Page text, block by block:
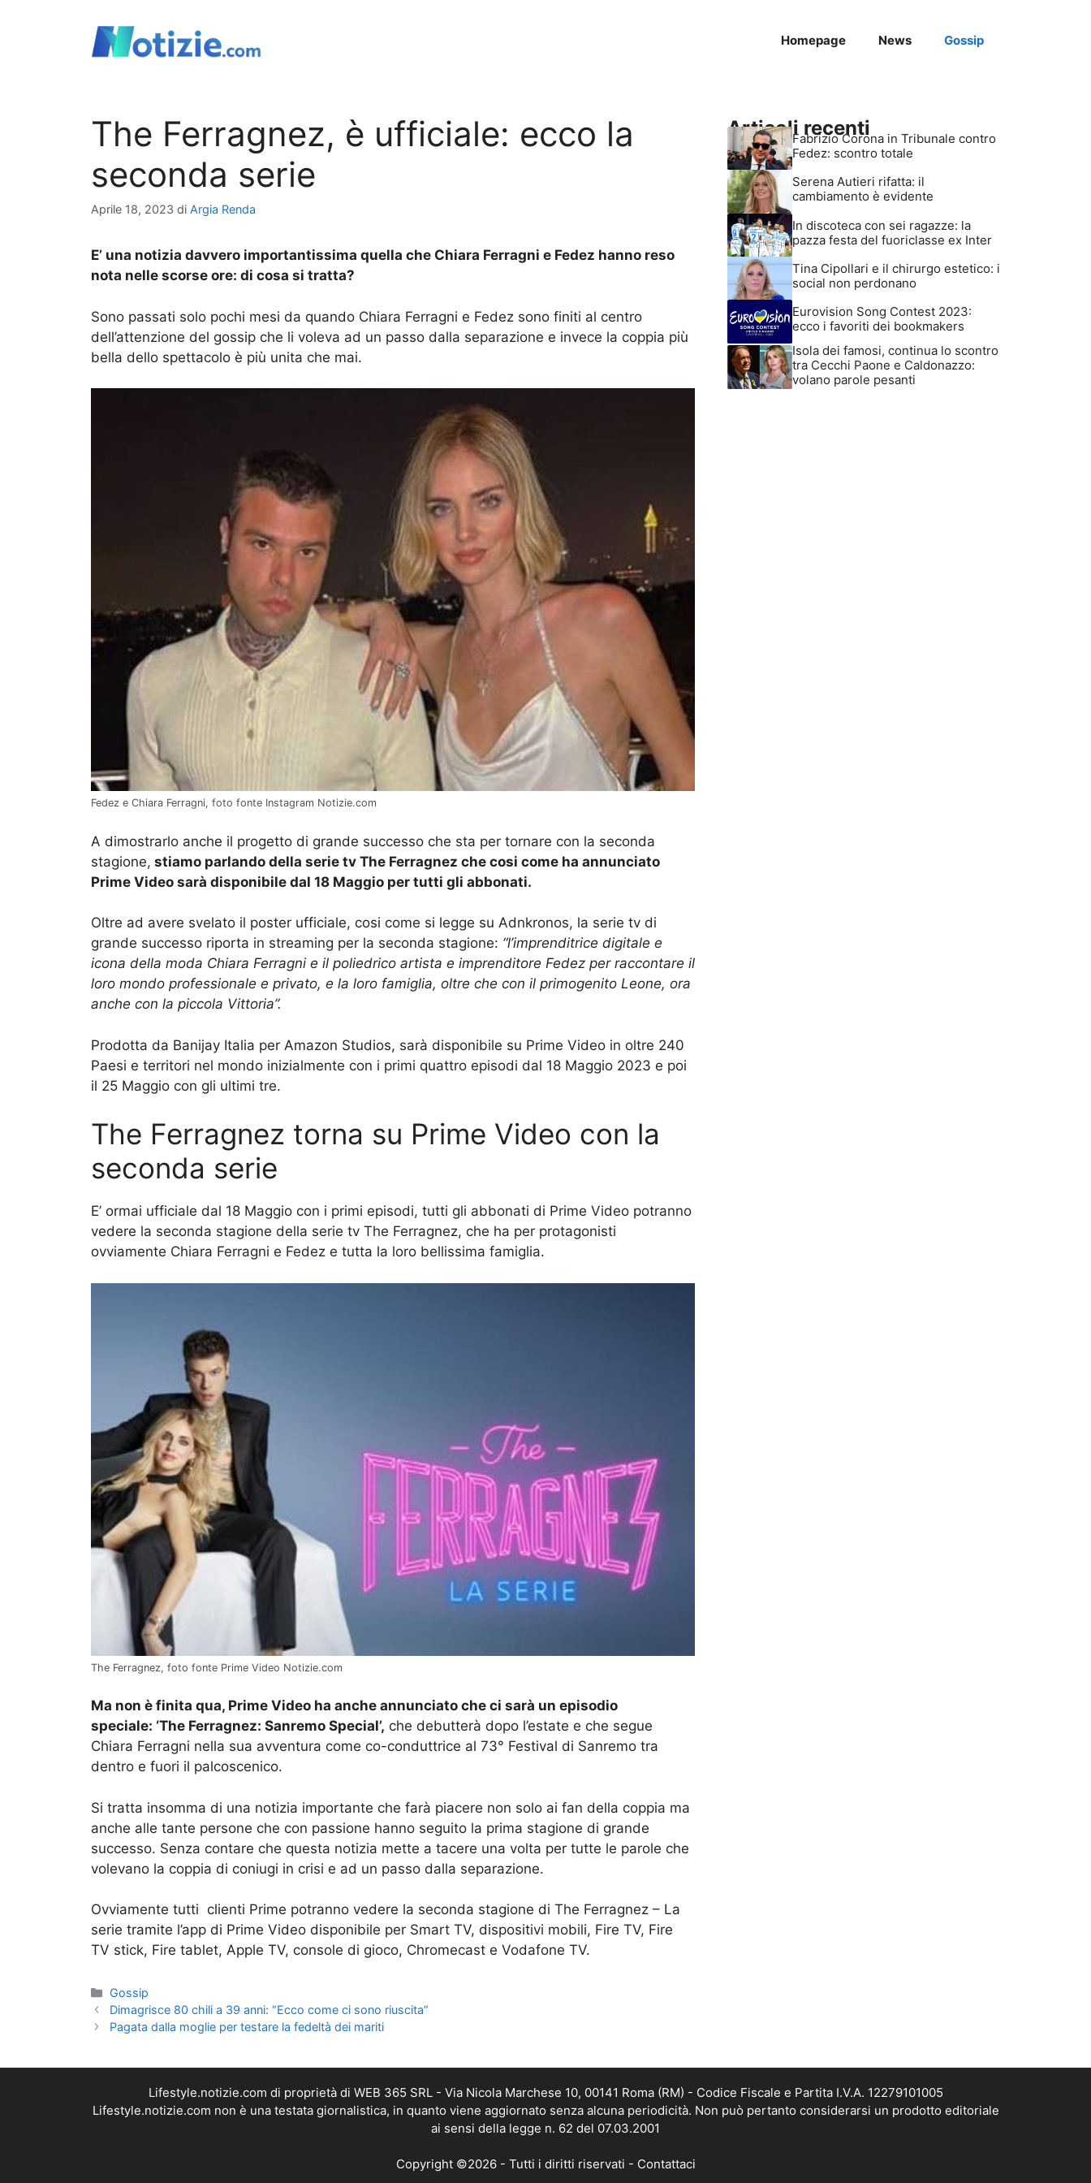
Homepage News Gossip
The Ferragnez, è ufficiale: ecco la
seconda serie
Aprile 18, 2023 di Argia Renda
E’ una notizia davvero importantissima quella che Chiara Ferragni e Fedez hanno reso
nota nelle scorse ore: di cosa si tratta?
Sono passati solo pochi mesi da quando Chiara Ferragni e Fedez sono finiti al centro
dell’attenzione del gossip che li voleva ad un passo dalla separazione e invece la coppia più
bella dello spettacolo è più unita che mai.
Fedez e Chiara Ferragni, foto fonte Instagram Notizie.com
A dimostrarlo anche il progetto di grande successo che sta per tornare con la seconda
stagione, stiamo parlando della serie tv The Ferragnez che cosi come ha annunciato
Prime Video sarà disponibile dal 18 Maggio per tutti gli abbonati.
Oltre ad avere svelato il poster ufficiale, cosi come si legge su Adnkronos, la serie tv di
grande successo riporta in streaming per la seconda stagione: “l’imprenditrice digitale e
icona della moda Chiara Ferragni e il poliedrico artista e imprenditore Fedez per raccontare il
loro mondo professionale e privato, e la loro famiglia, oltre che con il primogenito Leone, ora
anche con la piccola Vittoria”.
Prodotta da Banijay Italia per Amazon Studios, sarà disponibile su Prime Video in oltre 240
Paesi e territori nel mondo inizialmente con i primi quattro episodi dal 18 Maggio 2023 e poi
il 25 Maggio con gli ultimi tre.
The Ferragnez torna su Prime Video con la
seconda serie
E’ ormai ufficiale dal 18 Maggio con i primi episodi, tutti gli abbonati di Prime Video potranno
vedere la seconda stagione della serie tv The Ferragnez, che ha per protagonisti
ovviamente Chiara Ferragni e Fedez e tutta la loro bellissima famiglia.
The Ferragnez, foto fonte Prime Video Notizie.com
Ma non è finita qua, Prime Video ha anche annunciato che ci sarà un episodio
speciale: ‘The Ferragnez: Sanremo Special’, che debutterà dopo l’estate e che segue
Chiara Ferragni nella sua avventura come co-conduttrice al 73° Festival di Sanremo tra
dentro e fuori il palcoscenico.
Si tratta insomma di una notizia importante che farà piacere non solo ai fan della coppia ma
anche alle tante persone che con passione hanno seguito la prima stagione di grande
successo. Senza contare che questa notizia mette a tacere una volta per tutte le parole che
volevano la coppia di coniugi in crisi e ad un passo dalla separazione.
Ovviamente tutti clienti Prime potranno vedere la seconda stagione di The Ferragnez – La
serie tramite l’app di Prime Video disponibile per Smart TV, dispositivi mobili, Fire TV, Fire
TV stick, Fire tablet, Apple TV, console di gioco, Chromecast e Vodafone TV.
Categorie
Gossip
Dimagrisce 80 chili a 39 anni: “Ecco come ci sono riuscita”
Pagata dalla moglie per testare la fedeltà dei mariti
Articoli recenti
Fabrizio Corona in Tribunale contro
Fedez: scontro totale
Serena Autieri rifatta: il
cambiamento è evidente
In discoteca con sei ragazze: la
pazza festa del fuoriclasse ex Inter
Tina Cipollari e il chirurgo estetico: i
social non perdonano
Eurovision Song Contest 2023:
ecco i favoriti dei bookmakers
Isola dei famosi, continua lo scontro
tra Cecchi Paone e Caldonazzo:
volano parole pesanti
Lifestyle.notizie.com di proprietà di WEB 365 SRL - Via Nicola Marchese 10, 00141 Roma (RM) - Codice Fiscale e Partita I.V.A. 12279101005
Lifestyle.notizie.com non è una testata giornalistica, in quanto viene aggiornato senza alcuna periodicità. Non può pertanto considerarsi un prodotto editoriale
ai sensi della legge n. 62 del 07.03.2001
Copyright ©2026 - Tutti i diritti riservati - Contattaci